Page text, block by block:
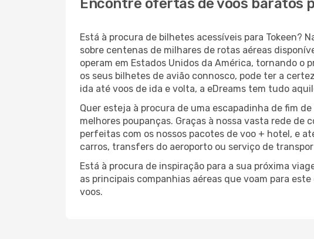
Encontre ofertas de voos baratos
Está à procura de bilhetes acessíveis para Tokeen?
sobre centenas de milhares de rotas aéreas
operam em Estados Unidos da América, tornando o
os seus bilhetes de avião connosco, pode ter a
ida até voos de ida e volta, a eDreams tem tudo
Quer esteja à procura de uma escapadinha de fim
melhores poupanças. Graças à nossa vasta rede
perfeitas com os nossos pacotes de voo + hotel, e
carros, transfers do aeroporto ou serviço de
Está à procura de inspiração para a sua próxima
as principais companhias aéreas que voam para
voos.